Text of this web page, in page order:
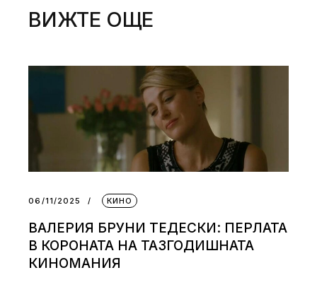
ВИЖТЕ ОЩЕ
06/11/2025 КИНО
ВАЛЕРИЯ БРУНИ ТЕДЕСКИ: ПЕРЛАТА
В КОРОНАТА НА ТАЗГОДИШНАТА
КИНОМАНИЯ